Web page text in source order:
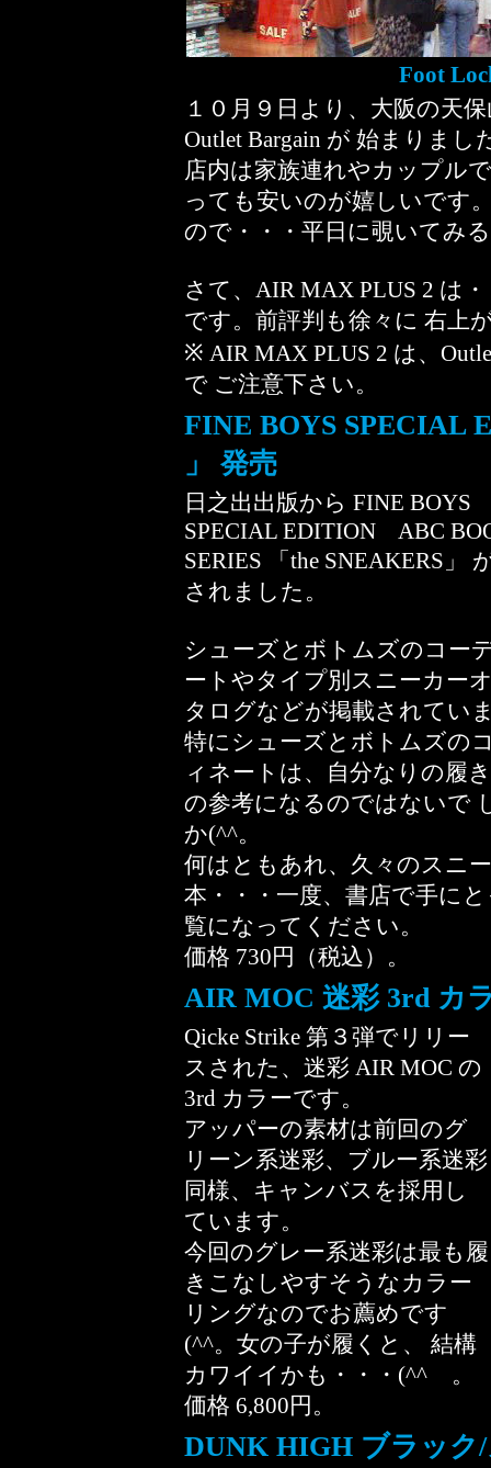
Foot
１０月９日より、大阪の天
Outlet Bargain が 始まりまし
店内は家族連れやカップル
っても安いのが嬉しいです
ので・・・平日に覗いてみ
さて、AIR MAX PLUS 2 は
です。前評判も徐々に 右上
※ AIR MAX PLUS 2 は、
で ご注意下さい。
FINE BOYS SPECIAL
」 発売
日之出出版から FINE BOYS
SPECIAL EDITION ABC
SERIES 「the SNEAKERS」
されました。
シューズとボトムズのコー
ートやタイプ別スニーカー
タログなどが掲載されてい
特にシューズとボトムズの
ィネートは、自分なりの履
の参考になるのではないで
か(^^。
何はともあれ、久々のスニ
本・・・一度、書店で手に
覧になってください。
価格 730円（税込）。
AIR MOC 迷彩 3rd カ
Qicke Strike 第３弾でリリー
スされた、迷彩 AIR MOC の
3rd カラーです。
アッパーの素材は前回のグ
リーン系迷彩、ブルー系迷彩
同様、キャンバスを採用し
ています。
今回のグレー系迷彩は最も履
きこなしやすそうなカラー
リングなのでお薦めです
(^^。女の子が履くと、 結構
カワイイかも・・・(^^ゞ。
価格 6,800円。
DUNK HIGH ブラック